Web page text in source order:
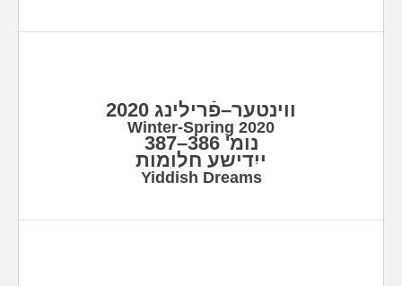
ווינטער–פֿרילינג 2020
Winter-Spring 2020
נומ' 386–387
ייִדישע חלומות
Yiddish Dreams